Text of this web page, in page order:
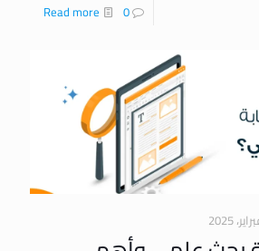
0
Read more